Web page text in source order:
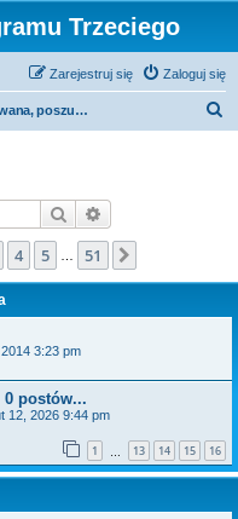
Trzeciego
Zaloguj się
Zarejestruj się
Poszukiwana, poszukiwany!
Szukaj
4 5 51
3:23 pm
postów...
12, 2026 9:44 pm
1 13 14 15 16